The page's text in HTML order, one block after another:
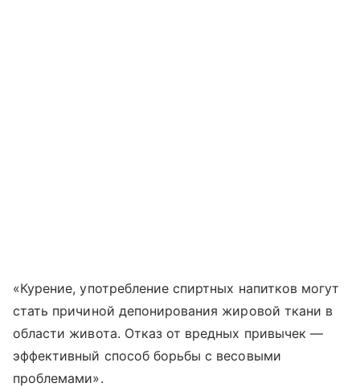
«Курение, употребление спиртных напитков могут
стать причиной депонирования жировой ткани в
области живота. Отказ от вредных привычек —
эффективный способ борьбы с весовыми
проблемами».